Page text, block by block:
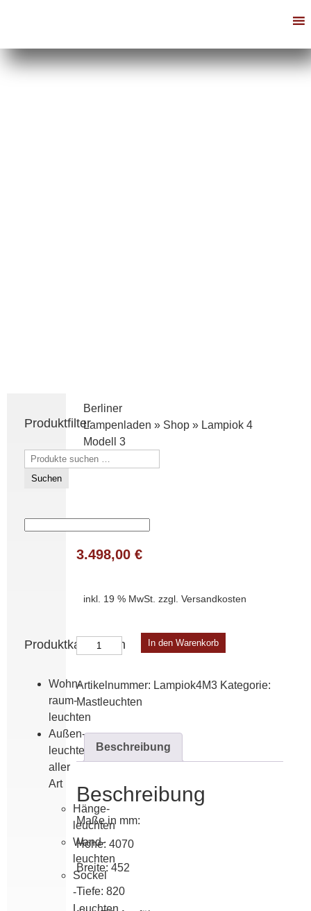
Produktfilter
Suchen
nach:
Suchen
Produktkategorien
Wohn­
raum­
leuchten
Außen­
leuchten
aller
Art
Hänge­
leuchten
Wand­
leuchten
Sockel
-
Leuchten
Berliner
Lampenladen » Shop» Lampiok 4
Modell 3
3.498,00 €
inkl. 19 % MwSt. zzgl. Versandkosten
Lampiok
4
3
Menge
In den Warenkorb
Artikelnummer: Lampiok4M3 Kategorie:
Mast­leuchten
Beschreibung
Beschreibung
Maße in mm:
Höhe: 4070
Breite: 452
Tiefe: 820